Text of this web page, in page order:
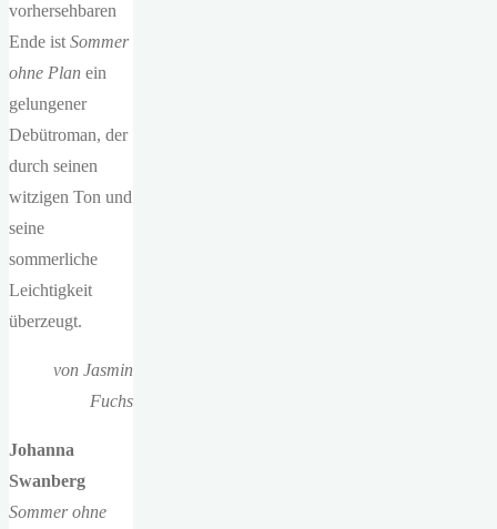
vorhersehbaren
Ende ist Sommer
ohne Plan ein
gelungener
Debütroman, der
durch seinen
witzigen Ton und
seine
sommerliche
Leichtigkeit
überzeugt.
von Jasmin
Fuchs
Johanna
Swanberg
Sommer ohne